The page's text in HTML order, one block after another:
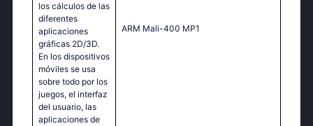
los cálculos de las
diferentes
aplicaciones
gráficas 2D/3D.
En los dispositivos
móviles se usa
sobre todo por los
juegos, el interfaz
del usuario, las
aplicaciones de
ARM Mali-400 MP1